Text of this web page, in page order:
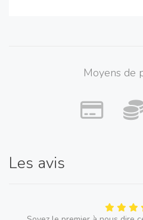
Moyens de
Les avis